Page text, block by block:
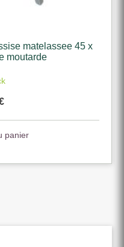
matelassee 45 x
moutarde
panier